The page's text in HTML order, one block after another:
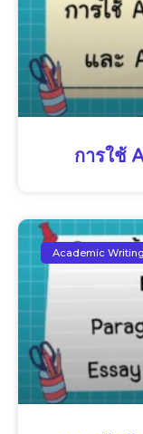
การใช้
Academic Writing